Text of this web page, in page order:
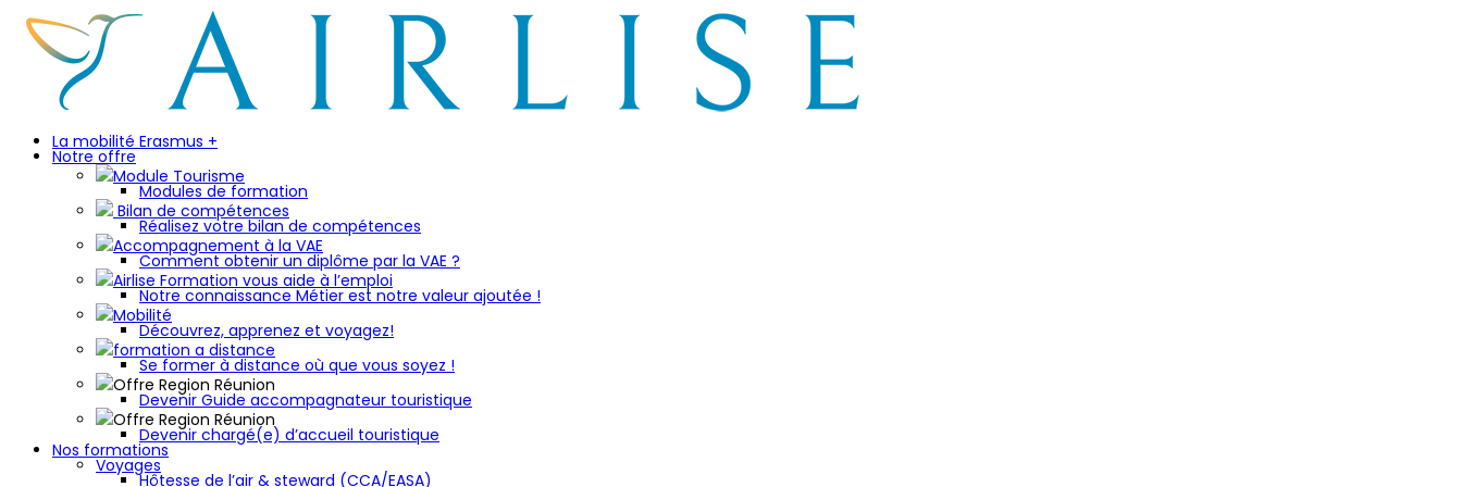
La mobilité Erasmus +
Notre offre
Module Tourisme
Modules de formation
Bilan de compétences
Réalisez votre bilan de compétences
Accompagnement à la VAE
Comment obtenir un diplôme par la VAE ?
Airlise Formation vous aide à l’emploi
Notre connaissance Métier est notre valeur ajoutée !
Mobilité
Découvrez, apprenez et voyagez!
formation a distance
Se former à distance où que vous soyez !
Offre Region Réunion
Devenir Guide accompagnateur touristique
Offre Region Réunion
Devenir chargé(e) d’accueil touristique
Nos formations
Voyages
Hôtesse de l’air & steward (CCA/EASA)